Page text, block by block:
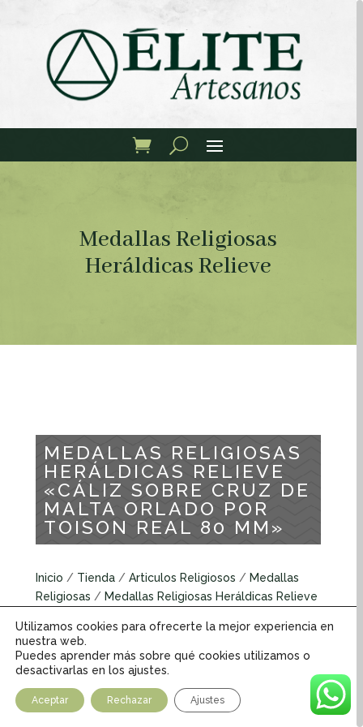
Medallas Religiosas
Heráldicas Relieve
MEDALLAS RELIGIOSAS
HERÁLDICAS RELIEVE
«CÁLIZ SOBRE CRUZ DE
MALTA ORLADO POR
TOISON REAL 80 MM»
Inicio / Tienda / Articulos Religiosos / Medallas
Religiosas / Medallas Religiosas Heráldicas Relieve
«CÁLIZ SOBRE CRUZ DE MALTA ORLADO POR
TOISON REAL 80 MM»
Medallas religiosas Heráldicas Relieve
Utilizamos cookies para ofrecerte la mejor experiencia en
nuestra web.
Puedes aprender más sobre qué cookies utilizamos o
desactivarlas en los ajustes.
Aceptar Rechazar Ajustes